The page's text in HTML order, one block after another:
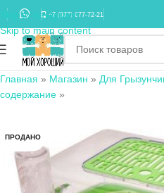
Skip to navigation
Skip to main content
+7 (977) 677-72-21
Главная » Магазин » Для
содержание »
ПРОДАНО